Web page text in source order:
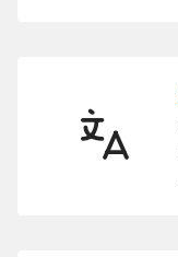
50